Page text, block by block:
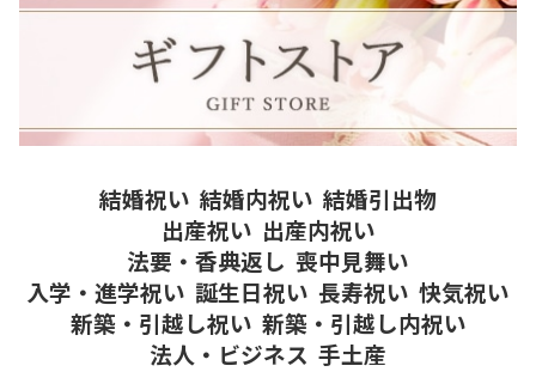
結婚祝い 結婚内祝い 結婚引出物
出産祝い 出産内祝い
法要・香典返し 喪中見舞い
入学・進学祝い 誕生日祝い 長寿祝い 快気祝い
新築・引越し祝い 新築・引越し内祝い
法人・ビジネス 手土産